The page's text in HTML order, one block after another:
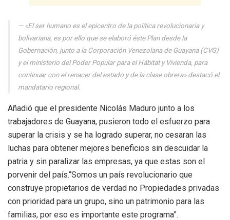
«El ser humano es el epicentro de la política revolucionaria y
bolivariana, es por ello que se elaboró éste Plan desde la
Gobernación, junto a la Corporación Venezolana de Guayana (CVG)
y el ministerio del Poder Popular para el Hábitat y Vivienda, para
continuar con el renacer del estado y de la clase obrera» destacó el
mandatario regional.
Añadió que el presidente Nicolás Maduro junto a los
trabajadores de Guayana, pusieron todo el esfuerzo para
superar la crisis y se ha logrado superar, no cesaran las
luchas para obtener mejores beneficios sin descuidar la
patria y sin paralizar las empresas, ya que estas son el
porvenir del país.“Somos un país revolucionario que
construye propietarios de verdad no Propiedades privadas
con prioridad para un grupo, sino un patrimonio para las
familias, por eso es importante este programa”.